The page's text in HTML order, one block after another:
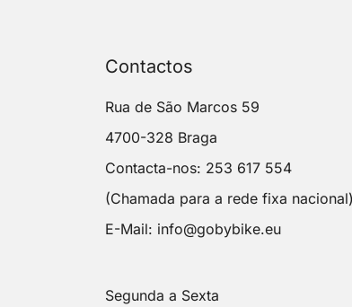
Contactos
Rua de São Marcos 59
4700-328 Braga
Contacta-nos: 253 617 554
(Chamada para a rede fixa nacional)
E-Mail: info@gobybike.eu
Segunda a Sexta